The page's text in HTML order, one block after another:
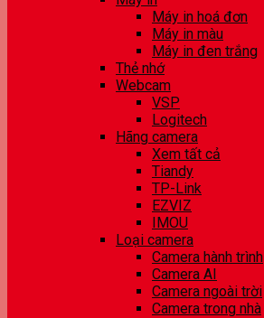
Máy in hoá đơn
Máy in màu
Máy in đen trắng
Thẻ nhớ
Webcam
VSP
Logitech
Hãng camera
Xem tất cả
Tiandy
TP-Link
EZVIZ
IMOU
Loại camera
Camera hành trình
Camera AI
Camera ngoài trời
Camera trong nhà